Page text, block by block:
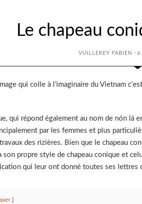
Le chapeau
VUILLEREY FABIEN · 6
qui colle à l’imaginaire du Vietnam
qui répond également au nom de nón lá
par les femmes et plus
des rizières. Bien que le chapeau
son propre style de chapeau conique et
qui leur ont donné toutes ses lettres